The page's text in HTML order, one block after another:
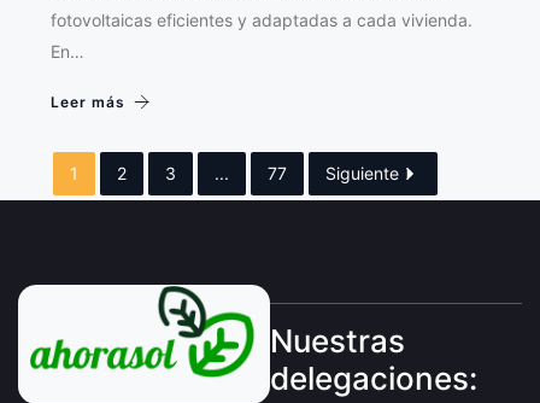
fotovoltaicas eficientes y adaptadas a cada vivienda.
En…
Leer más
1 2 3 ... 77 Siguiente
Nuestras
delegaciones: